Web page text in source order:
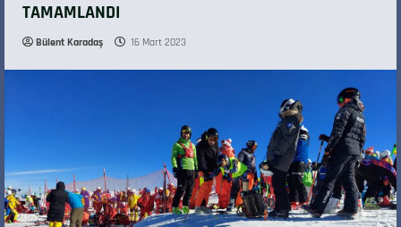
TAMAMLANDI
Bülent Karadaş 16 Mart 2023